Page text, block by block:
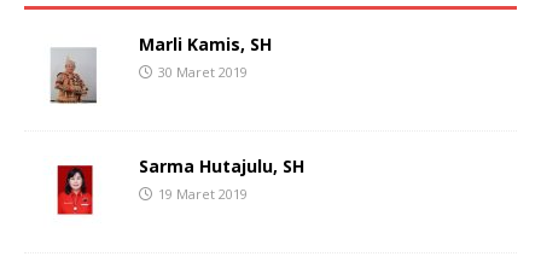
Marli Kamis, SH
30 Maret 2019
Sarma Hutajulu, SH
19 Maret 2019